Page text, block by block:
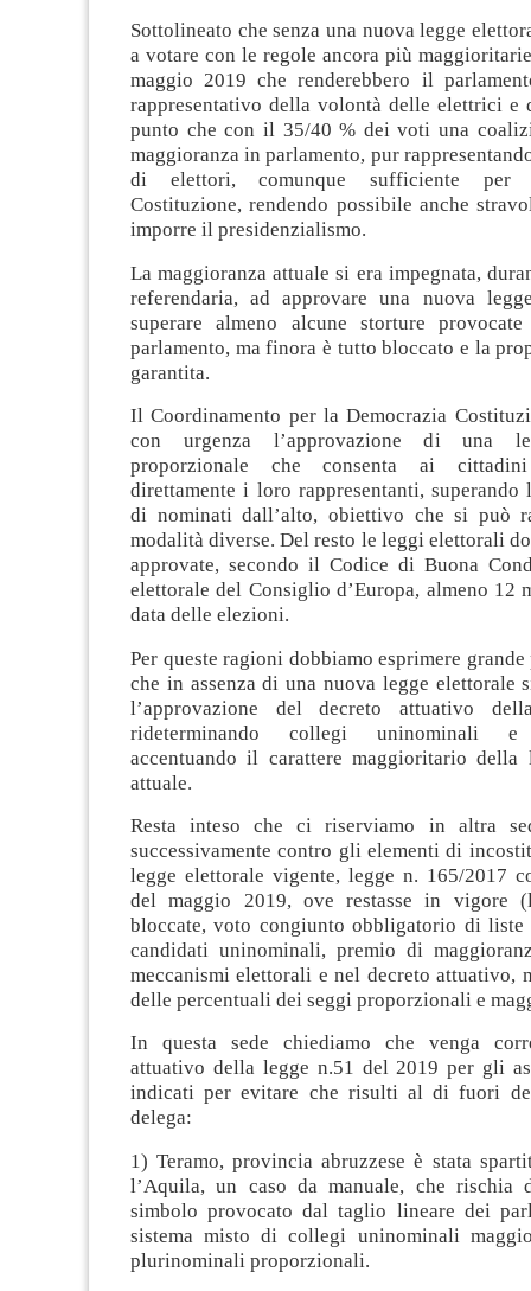
Sottolineato che senza una nuova legge
a votare con le regole ancora più
maggio 2019 che renderebbero il
rappresentativo della volontà delle elettrici e
punto che con il 35/40 % dei voti una
maggioranza in parlamento, pur
di elettori, comunque sufficiente per
Costituzione, rendendo possibile anche
imporre il presidenzialismo.
La maggioranza attuale si era impegnata,
referendaria, ad approvare una nuova
superare almeno alcune storture
parlamento, ma finora è tutto bloccato e la
garantita.
Il Coordinamento per la Democrazia
con urgenza l’approvazione di una
proporzionale che consenta ai
direttamente i loro rappresentanti, superando
di nominati dall’alto, obiettivo che si può
modalità diverse. Del resto le leggi elettorali
approvate, secondo il Codice di Buona
elettorale del Consiglio d’Europa, almeno 12
data delle elezioni.
Per queste ragioni dobbiamo esprimere
che in assenza di una nuova legge elettorale
l’approvazione del decreto attuativo
rideterminando collegi uninominali e
accentuando il carattere maggioritario della
attuale.
Resta inteso che ci riserviamo in altra
successivamente contro gli elementi di
legge elettorale vigente, legge n. 165/2017
del maggio 2019, ove restasse in vigore
bloccate, voto congiunto obbligatorio di
candidati uninominali, premio di
meccanismi elettorali e nel decreto attuativo,
delle percentuali dei seggi proporzionali e
In questa sede chiediamo che venga
attuativo della legge n.51 del 2019 per gli
indicati per evitare che risulti al di fuori
delega:
1) Teramo, provincia abruzzese è stata
l’Aquila, un caso da manuale, che rischia
simbolo provocato dal taglio lineare dei
sistema misto di collegi uninominali
plurinominali proporzionali.